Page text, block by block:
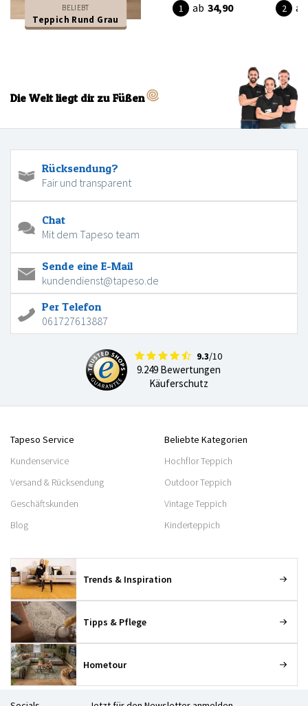
BELIEBT
Teppich Rund Grau
ab 34,90 ab
Die Welt liegt dir zu Füßen
Rücksendung?
Fair und transparent
Chat
Mit dem Tapeso team
Sende eine E-Mail
kundendienst@tapeso.de
Per Telefon
061727613887
9.3/10
9.249 Bewertungen
Käuferschutz
Tapeso Service
Kundenservice
Versand & Rücksendung
Geschäftskunden
Blog
Beliebte Kategorien
Hochflor Teppich
Outdoor Teppich
Vintage Teppich
Kinderteppich
Trends & Inspiration
Tipps & Pflege
Hometour